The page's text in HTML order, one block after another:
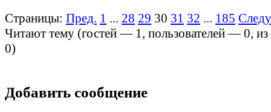
Страницы: Пред. 1 ... 28 29 30 31 32 ... 185
Читают тему (гостей — 1, пользователей —0,
0)
Добавить сообщение